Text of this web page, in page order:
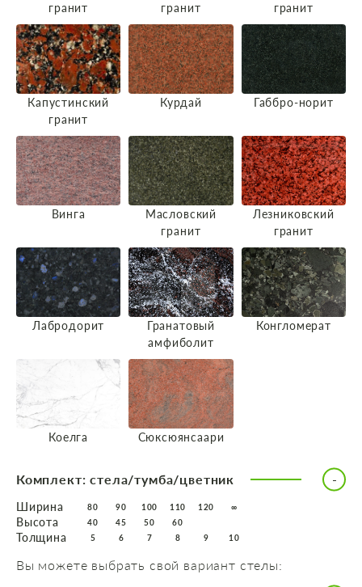
гранит
гранит
гранит
Капустинский
гранит
Курдай Габбро-норит
Винга
Масловский
гранит
Лезниковский
гранит
Лабродорит
Гранатовый
амфиболит
Конгломерат
Коелга Сюксюянсаари
Комплект: стела/тумба/цветник
Ширина 80 90 100 110 120 ∞
Высота 40 45 50 60
Толщина 5 6 7 8 9 10
Вы можете выбрать свой вариант стелы: